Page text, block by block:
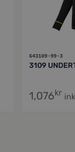
643109-99-3
3109
1,076kr